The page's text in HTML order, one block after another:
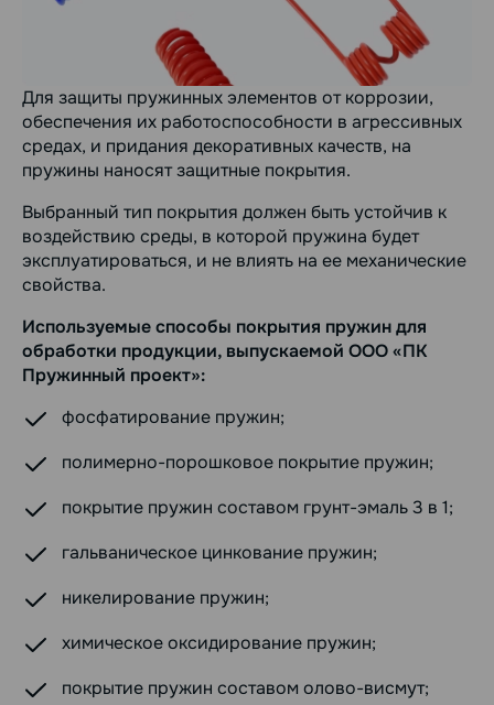
Для защиты пружинных элементов от коррозии,
обеспечения их работоспособности в агрессивных
средах, и придания декоративных качеств, на
пружины наносят защитные покрытия.
Выбранный тип покрытия должен быть устойчив к
воздействию среды, в которой пружина будет
эксплуатироваться, и не влиять на ее механические
свойства.
Используемые способы покрытия пружин для
обработки продукции, выпускаемой ООО «ПК
Пружинный проект»:
фосфатирование пружин;
полимерно-порошковое покрытие пружин;
покрытие пружин составом грунт-эмаль 3 в 1;
гальваническое цинкование пружин;
никелирование пружин;
химическое оксидирование пружин;
покрытие пружин составом олово-висмут;